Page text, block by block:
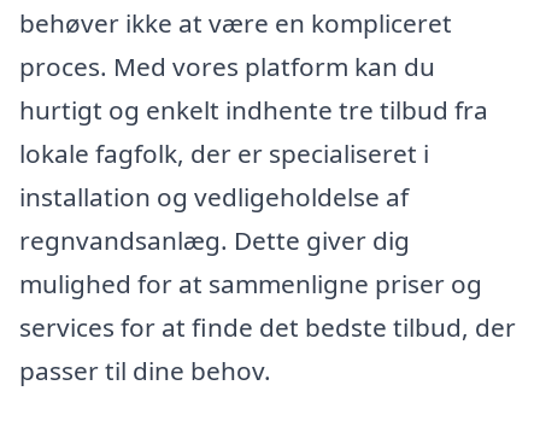
behøver ikke at være en kompliceret
proces. Med vores platform kan du
hurtigt og enkelt indhente tre tilbud fra
lokale fagfolk, der er specialiseret i
installation og vedligeholdelse af
regnvandsanlæg. Dette giver dig
mulighed for at sammenligne priser og
services for at finde det bedste tilbud, der
passer til dine behov.